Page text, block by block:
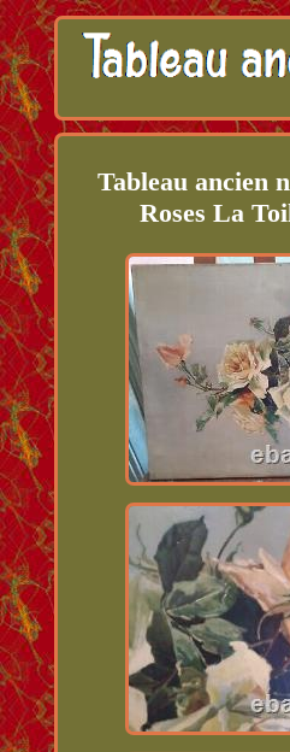
Tableau ancien
Roses La